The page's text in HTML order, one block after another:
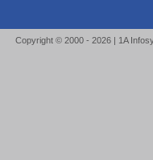
Copyright © 2000 - 2026 | 1A